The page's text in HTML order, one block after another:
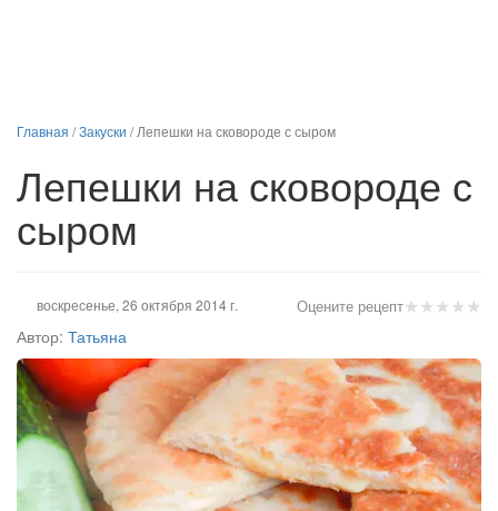
Главная /Закуски /Лепешки на сковороде с сыром
Лепешки на сковороде с
сыром
★★★★★
Оцените рецепт
воскресенье, 26 октября 2014 г.
Автор: Татьяна